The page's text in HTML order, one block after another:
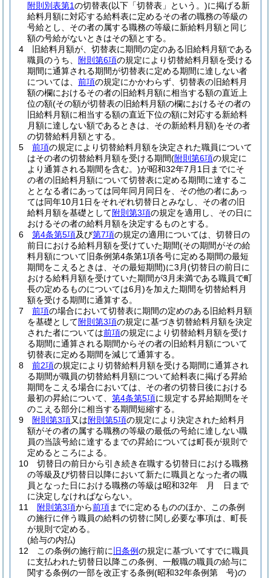
附則別表第1の切替表(以下「切替表」という。)に掲げる新
給料月額に対応する給料表に定めるその者の職務の等級の
号給とし、その者の属する職務の等級に新給料月額と同じ
額の号給がないときはその額とする。
4
旧給料月額が、切替表に期間の定のある旧給料月額である
職員のうち、
附則第6項の規定により切替給料月額を受ける
期間に通算される期間が切替表に定める期間に達しない者
については、 前項の規定にかかわらず、切替表の旧給料月
額の欄におけるその者の旧給料月額に相当する額の直近上
位の額(その額が切替表の旧給料月額の欄におけるその者の
旧給料月額に相当する額の直近下位の額に対応する新給料
月額に達しない額であるときは、その新給料月額)をその者
の切替給料月額とする。
5
前項の規定により切替給料月額を決定された職員について
はその者の切替給料月額を受ける期間(附則第6項の規定に
より通算される期間を含む。)が昭和32年7月1日までにそ
の者の旧給料月額について切替表に定める期間に達するこ
ととなる者にあっては同年同月同日を、その他の者にあっ
ては同年10月1日をそれぞれ切替日とみなし、その者の旧
給料月額を基礎として附則第3項の規定を適用し、その日に
おけるその者の給料月額を決定するものとする。
6
第4条第5項及び第7項の規定の適用については、切替日の
前日における給料月額を受けていた期間(その期間がその給
料月額について旧条例第4条第1項各号に定める期間の最短
期間をこえるときは、その最短期間)に3月(切替日の前日に
おける給料月額を受けていた期間が3月未満である職員で町
長の定めるものについては6月)を加えた期間を切替給料月
額を受ける期間に通算する。
7
前項の場合において切替表に期間の定めのある旧給料月額
を基礎として附則第3項の規定に基づき切替給料月額を決定
された者については前項の規定により切替給料月額を受け
る期間に通算される期間からその者の旧給料月額について
切替表に定める期間を減じて通算する。
8
前2項の規定により切替給料月額を受ける期間に通算され
る期間が職員の切替給料月額について給料表に掲げる昇給
期間をこえる場合においては、その者の切替日後における
最初の昇給について、 第4条第5項に規定する昇給期間をそ
のこえる部分に相当する期間短縮する。
9
附則第3項又は附則第5項の規定により決定された給料月
額がその者の属する職務の等級の最低の号給に達しない職
員の当該号給に達するまでの昇給については町長が規則で
定めるところによる。
10
切替日の前日から引き続き在職する切替日における職務
の等級及び切替日以降において新たに職員となった者の職
員となった日における職務の等級は昭和32年 月 日まで
に決定しなければならない。
11
附則第3項から前項までに定めるもののほか、この条例
の施行に伴う職員の給料の切替に関し必要な事項は、町長
が規則で定める。
(給与の内払)
12
この条例の施行前に 旧条例の規定に基づいてすでに職員
に支払われた切替日以降この条例、一般職の職員の給与に
関する条例の一部を改正する条例(昭和32年条例第 号)の